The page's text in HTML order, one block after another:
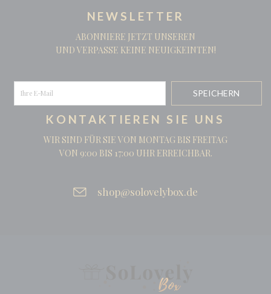
NEWSLETTER
ABONNIERE JETZT UNSEREN
UND VERPASSE KEINE NEUIGKEINTEN!
KONTAKTIEREN SIE UNS
WIR SIND FÜR SIE VON MONTAG BIS FREITAG
VON 9:00 BIS 17:00 UHR ERREICHBAR.
shop@solovelybox.de